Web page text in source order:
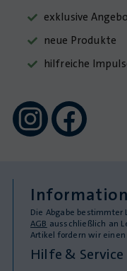
exklusive
neue Produkte
hilfreiche
Die Abgabe
AGB ausschließlich an
Artikel fordern wir
Hilfe & Service